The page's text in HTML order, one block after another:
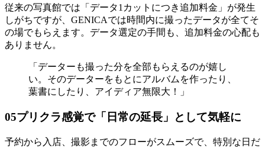
従来の写真館では「データ1カットにつき追加料金」が発生
しがちですが、GENICAでは時間内に撮ったデータが全てそ
の場でもらえます。データ選定の手間も、追加料金の心配も
ありません。
「データーも撮った分を全部もらえるのが嬉し
い。そのデーターをもとにアルバムを作ったり、
葉書にしたり、アイディア無限大！」
05プリクラ感覚で「日常の延長」として気軽に
予約から入店、撮影までのフローがスムーズで、特別な日だ